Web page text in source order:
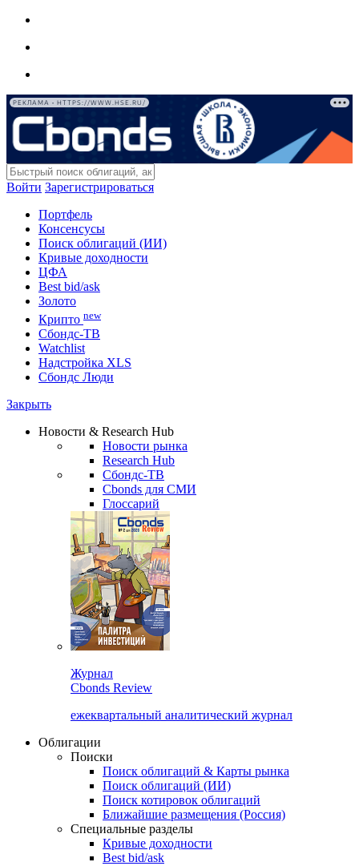
РЕКЛАМА • HTTPS://WWW.HSE.RU/
Войти Зарегистрироваться
Портфель
Консенсусы
Поиск облигаций (ИИ)
Кривые доходности
ЦФА
Best bid/ask
Золото
Крипто new
Сбондс-ТВ
Watchlist
Надстройка XLS
Сбондс Люди
Закрыть
Новости & Research Hub
Новости рынка
Research Hub
Сбондс-ТВ
Cbonds для СМИ
Глоссарий
Журнал
Cbonds Review
ежеквартальный аналитический журнал
Облигации
Поиски
Поиск облигаций & Карты рынка
Поиск облигаций (ИИ)
Поиск котировок облигаций
Ближайшие размещения (Россия)
Специальные разделы
Кривые доходности
Best bid/ask